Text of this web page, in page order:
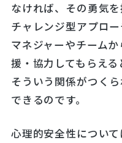
なければ、その勇気を
チャレンジ型アプロ
マネジャーやチーム
援・協力してもらえる
そういう関係がつく
できるのです。
心理的安全性につい